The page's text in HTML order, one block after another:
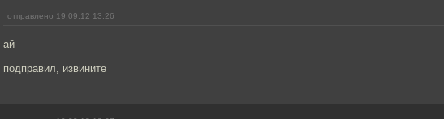
отправлено 19.09.12 13:26
ай
подправил, извините